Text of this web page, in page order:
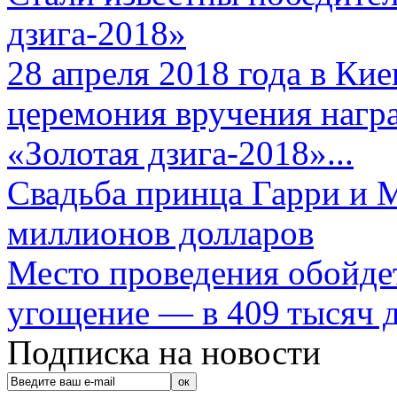
дзига-2018»
28 апреля 2018 года в
церемония вручения
«Золотая дзига-2018»...
Свадьба принца Гарри и
миллионов долларов
Место проведения
угощение — в 409 тысяч
Подписка на новости